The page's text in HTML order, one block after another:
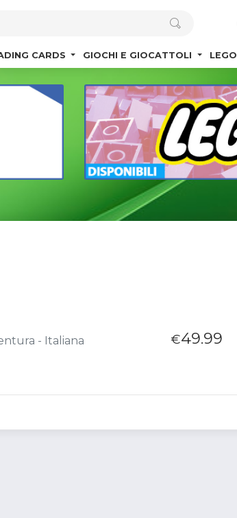
CARDS GIOCHI E GIOCATTOLI LEGO
- Italiana
€49.99